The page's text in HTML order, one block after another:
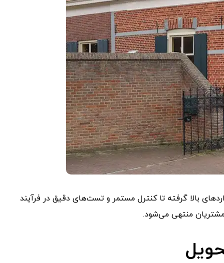
بالا گرفته تا کنترل مستمر و تست‌های دقیق در فرآیند
مشتریان منتهی می‌شود.